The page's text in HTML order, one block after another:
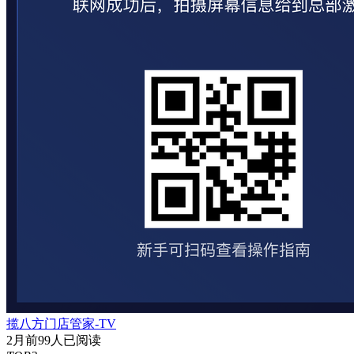
揽八方门店管家-TV
2月前99人已阅读